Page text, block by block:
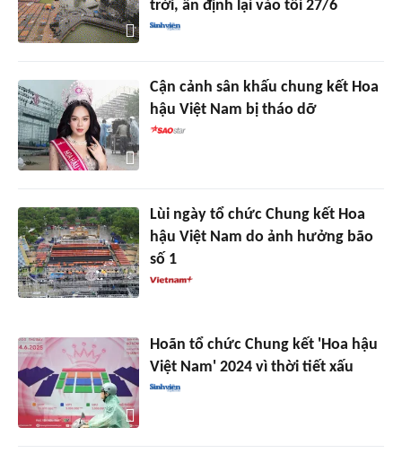
trời, ấn định lại vào tối 27/6
Cận cảnh sân khấu chung kết Hoa
hậu Việt Nam bị tháo dỡ
Lùi ngày tổ chức Chung kết Hoa
hậu Việt Nam do ảnh hưởng bão
số 1
Hoãn tổ chức Chung kết 'Hoa hậu
Việt Nam' 2024 vì thời tiết xấu